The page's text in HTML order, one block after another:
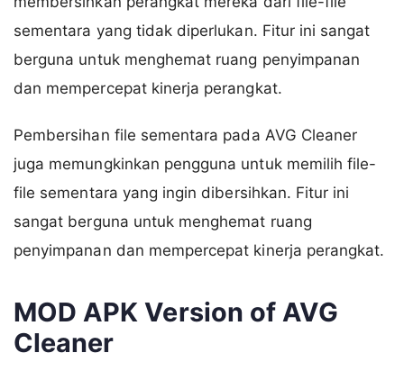
sementara yang tidak diperlukan. Fitur ini sangat
berguna untuk menghemat ruang penyimpanan
dan mempercepat kinerja perangkat.
Pembersihan file sementara pada AVG Cleaner
juga memungkinkan pengguna untuk memilih file-
file sementara yang ingin dibersihkan. Fitur ini
sangat berguna untuk menghemat ruang
penyimpanan dan mempercepat kinerja perangkat.
MOD APK Version of AVG
Cleaner